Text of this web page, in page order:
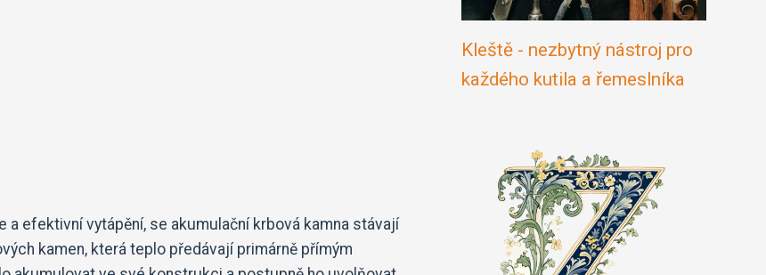
efektivní vytápění, se akumulační krbová kamna stávají
kamen, která teplo předávají primárně přímým
Kleště - nezbytný nástroj pro
každého kutila a řemeslníka